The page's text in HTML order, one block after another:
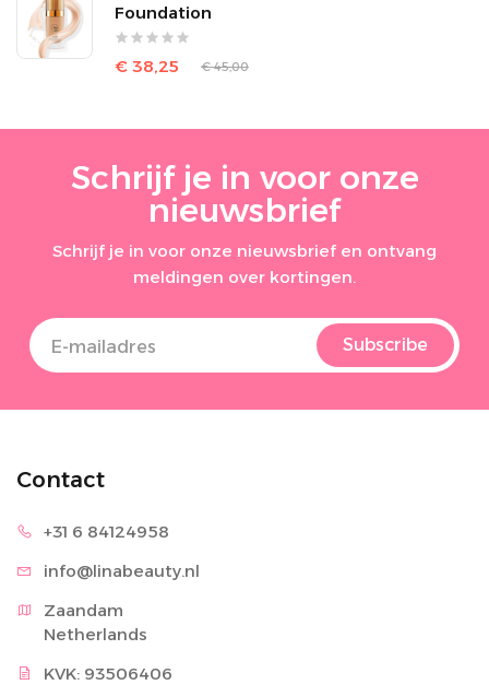
Foundation
€ 38,25 € 45,00
Schrijf je in voor onze
nieuwsbrief
Schrijf je in voor onze nieuwsbrief en ontvang
meldingen over kortingen.
Subscribe
Contact
+31 6 84124958
info@linabeauty.nl
Zaandam
Netherlands
KVK: 93506406